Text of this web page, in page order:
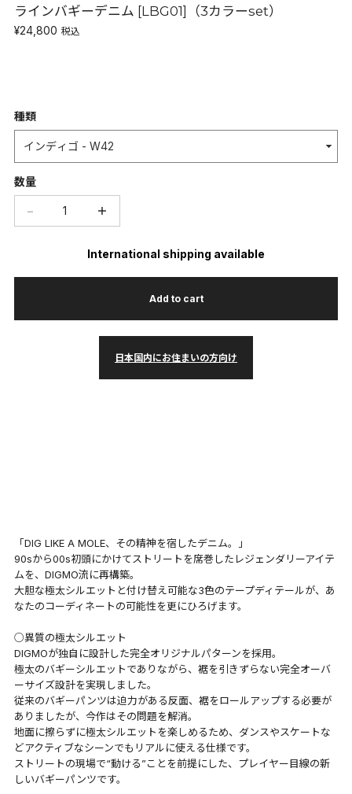
ラインバギーデニム [LBG01]（3カラーset）
¥24,800 税込
種類
数量
− ＋
International shipping available
Add to cart
日本国内にお住まいの方向け
「DIG LIKE A MOLE、その精神を宿したデニム。」
90sから00s初頭にかけてストリートを席巻したレジェンダリーアイテ
ムを、DIGMO流に再構築。
大胆な極太シルエットと付け替え可能な3色のテープディテールが、あ
なたのコーディネートの可能性を更にひろげます。
○異質の極太シルエット
DIGMOが独自に設計した完全オリジナルパターンを採用。
極太のバギーシルエットでありながら、裾を引きずらない完全オーバ
ーサイズ設計を実現しました。
従来のバギーパンツは迫力がある反面、裾をロールアップする必要が
ありましたが、今作はその問題を解消。
地面に擦らずに極太シルエットを楽しめるため、ダンスやスケートな
どアクティブなシーンでもリアルに使える仕様です。
ストリートの現場で“動ける”ことを前提にした、プレイヤー目線の新
しいバギーパンツです。